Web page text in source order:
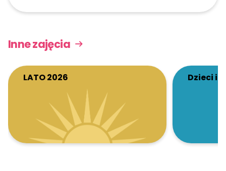
Inne zajęcia
LATO 2026 Dzieci i